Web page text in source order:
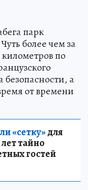
парк
более чем за
по
а
от времени
«сетку»для
тайно
гостей